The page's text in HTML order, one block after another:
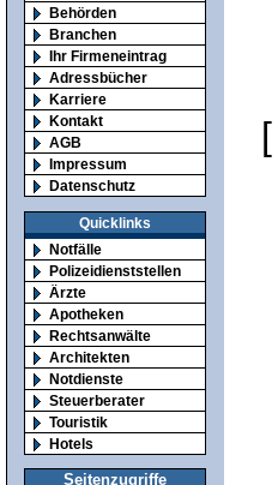
Behörden
Branchen
Ihr Firmeneintrag
Adressbücher
Karriere
Kontakt
AGB
Impressum
Datenschutz
Quicklinks
Notfälle
Polizeidienststellen
Ärzte
Apotheken
Rechtsanwälte
Architekten
Notdienste
Steuerberater
Touristik
Hotels
Seitenzugriffe
[